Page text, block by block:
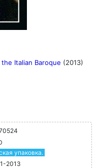
Italian Baroque (2013)
упаковка.
2013